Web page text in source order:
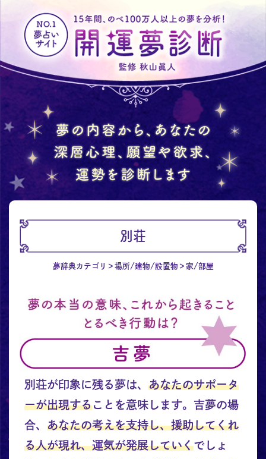
別荘
夢辞典カテゴリ 場所/建物/設置物 家/部屋
別荘が印象に残る夢は、 あなたのサポータ
ーが出現することを意味します。吉夢の場
合、 あなたの考えを支持し、援助してくれ
る人が現れ、運気が発展していくでしょ